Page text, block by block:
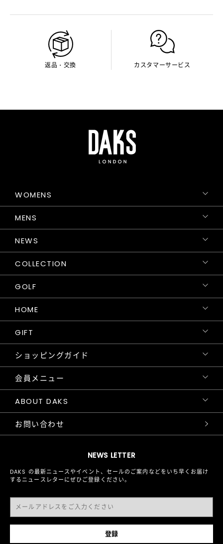
返品・交換 カスタマーサービス
NEWS LETTER
DAKS の最新ニュースやイベント、セールのご案内などをいち早くお届け
するニュースレターにぜひご登録ください。
WOMENS
MENS
NEWS
COLLECTION
GOLF
HOME
GIFT
ショッピングガイド
会員メニュー
ABOUT DAKS
お問い合わせ